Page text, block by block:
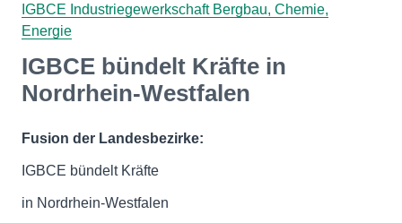
IGBCE Industriegewerkschaft Bergbau, Chemie,
Energie
IGBCE bündelt Kräfte in
Nordrhein-Westfalen
Fusion der Landesbezirke:
IGBCE bündelt Kräfte
in Nordrhein-Westfalen